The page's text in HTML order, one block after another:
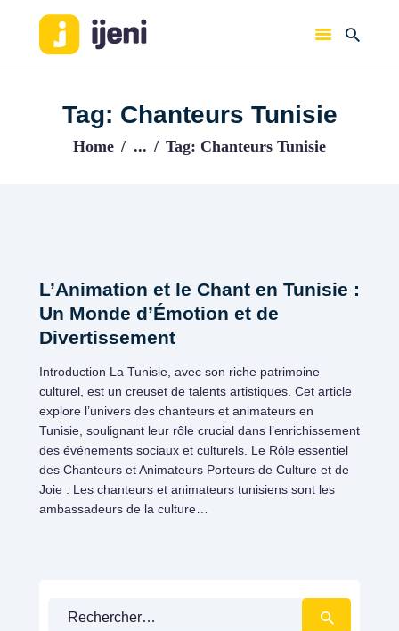
Tag: Chanteurs Tunisie
Home ... Tag: Chanteurs Tunisie
ACCUEIL
L’Animation et le Chant en Tunisie :
Un Monde d’Émotion et de
Divertissement
Introduction La Tunisie, avec son riche patrimoine
culturel, est un creuset de talents artistiques. Cet article
explore l’univers des chanteurs et animateurs en
Tunisie, soulignant leur rôle crucial dans l’enrichissement
des événements sociaux et culturels. Le Rôle essentiel
des Chanteurs et Animateurs Porteurs de Culture et de
Joie : Les chanteurs et animateurs tunisiens sont les
ambassadeurs de la culture…